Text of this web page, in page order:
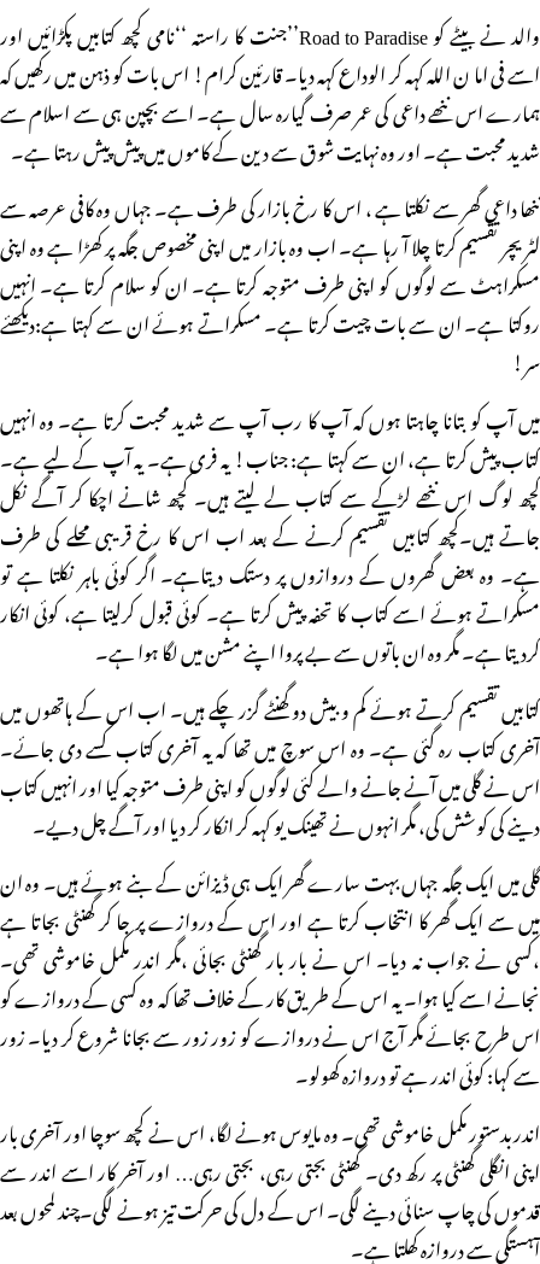
والد نے بیٹے کو Road to Paradise’’جنت کا راستہ ‘‘نامی کچھ کتابیں پکڑائیں اور
اسے فی اما ن اللہ کہہ کر الوداع کہہ دیا۔ قارئین کرام! اس بات کو ذہن میں رکھیں کہ
ہمارے اس ننھے داعی کی عمر صرف گیارہ سال ہے۔ اسے بچپن ہی سے اسلام سے
شدید محبت ہے۔ اور وہ نہایت شوق سے دین کے کاموں میں پیش پیش رہتا ہے۔
ننھا داعی گھر سے نکلتا ہے ، اس کا رخ بازار کی طرف ہے۔ جہاں وہ کافی عرصہ سے
لٹریچر تقسیم کرتا چلا آ رہا ہے۔ اب وہ بازار میں اپنی مخصوص جگہ پر کھڑا ہے وہ اپنی
مسکراہٹ سے لوگوں کو اپنی طرف متوجہ کرتا ہے۔ ان کو سلام کرتا ہے۔ انہیں
روکتا ہے۔ ان سے بات چیت کرتا ہے۔ مسکراتے ہوئے ان سے کہتا ہے:دیکھئے
سر!
میں آپ کو بتانا چاہتا ہوں کہ آپ کا رب آپ سے شدید محبت کرتا ہے۔ وہ انہیں
کتاب پیش کرتا ہے، ان سے کہتا ہے: جناب! یہ فری ہے۔ یہ آپ کے لیے ہے۔
کچھ لوگ اس ننھے لڑکے سے کتاب لے لیتے ہیں۔ کچھ شانے اچکا کر آگے نکل
جاتے ہیں۔کچھ کتابیں تقسیم کرنے کے بعد اب اس کا رخ قریبی محلے کی طرف
ہے۔ وہ بعض گھروں کے دروازوں پر دستک دیتاہے۔ اگر کوئی باہر نکلتا ہے تو
مسکراتے ہوئے اسے کتاب کا تحفہ پیش کرتا ہے۔ کوئی قبول کرلیتا ہے، کوئی انکار
کردیتا ہے۔ مگر وہ ان باتوں سے بے پروا اپنے مشن میں لگا ہوا ہے۔
کتابیں تقسیم کرتے ہوئے کم و بیش دو گھنٹے گزر چکے ہیں۔ اب اس کے ہاتھوں میں
آخری کتاب رہ گئی ہے۔ وہ اس سوچ میں تھا کہ یہ آخری کتاب کسے دی جائے۔
اس نے گلی میں آنے جانے والے کئی لوگوں کو اپنی طرف متوجہ کیا اور انہیں کتاب
دینے کی کوشش کی، مگر انہوں نے تھینک یو کہہ کر انکار کر دیا اور آگے چل دیے۔
گلی میں ایک جگہ جہاں بہت سارے گھر ایک ہی ڈیزائن کے بنے ہوئے ہیں۔ وہ ان
میں سے ایک گھر کا انتخاب کرتا ہے اور اس کے دروازے پر جا کر گھنٹی بجاتا ہے
،کسی نے جواب نہ دیا۔ اس نے بار بار گھنٹی بجائی ،مگر اندر مکمل خاموشی تھی۔
نجانے اسے کیا ہوا۔ یہ اس کے طریق کار کے خلاف تھا کہ وہ کسی کے دروازے کو
اس طرح بجائے مگر آج اس نے دروازے کو زور زور سے بجانا شروع کر دیا۔ زور
سے کہا: کوئی اندر ہے تو دروازہ کھولو۔
اندربدستور مکمل خاموشی تھی۔ وہ مایوس ہونے لگا، اس نے کچھ سوچا اور آخری بار
اپنی انگلی گھنٹی پر رکھ دی۔ گھنٹی بجتی رہی، بجتی رہی… اور آخر کار اسے اندر سے
قدموں کی چاپ سنائی دینے لگی۔ اس کے دل کی حرکت تیز ہونے لگی۔چند لمحوں بعد
آہستگی سے دروازہ کھلتا ہے۔